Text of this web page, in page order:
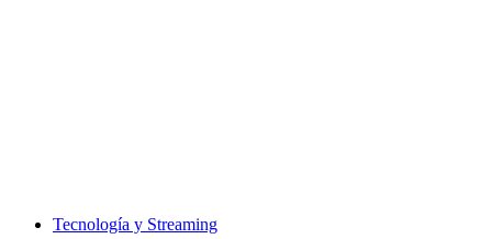
Tecnología y Streaming